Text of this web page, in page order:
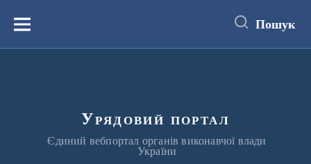
вмістуМеню Пошук
Урядовий портал
Єдиний вебпортал органів виконавчої влади
України